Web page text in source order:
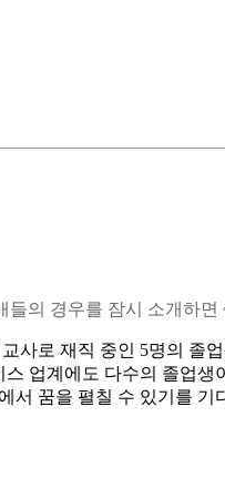
들의 경우를 잠시 소개하면
사로 재직 중인 5명의 졸
업계에도 다수의 졸업생
서 꿈을 펼칠 수 있기를 기